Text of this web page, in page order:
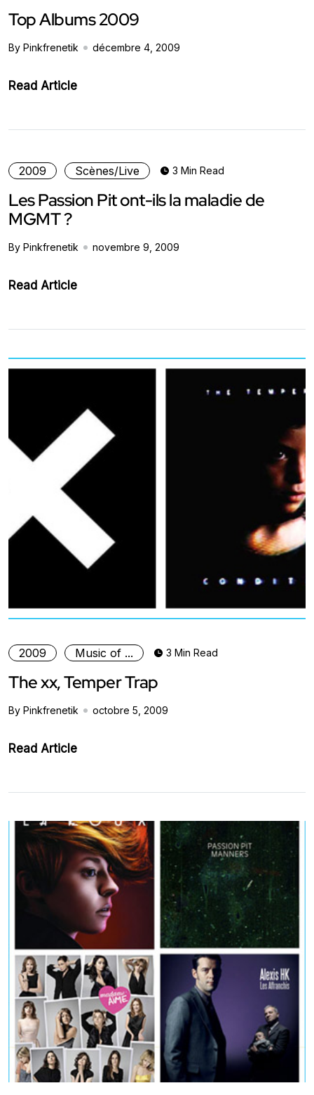
Top Albums 2009
By Pinkfrenetik décembre 4, 2009
Read Article
2009 Scènes/Live 3 Min Read
Les Passion Pit ont-ils la maladie de
MGMT ?
By Pinkfrenetik novembre 9, 2009
Read Article
2009 Music of ... 3 Min Read
The xx, Temper Trap
By Pinkfrenetik octobre 5, 2009
Read Article